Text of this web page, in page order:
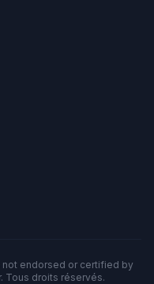
not endorsed or certified by
Tous droits réservés.